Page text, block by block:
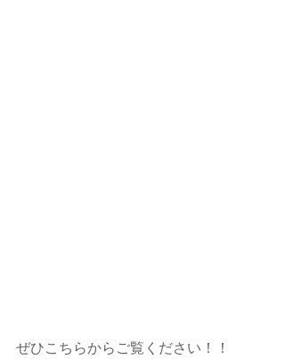
ぜひこちらからご覧ください！！